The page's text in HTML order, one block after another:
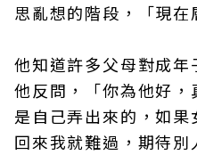
思亂想的階段，「現在
他知道許多父母對成
他反問，「你為他好
是自己弄出來的，如
回來我就難過，期待